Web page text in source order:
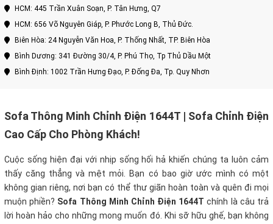
HCM: 445 Trần Xuân Soạn, P. Tân Hưng, Q7
HCM: 656 Võ Nguyên Giáp, P. Phước Long B, Thủ Đức.
Biên Hòa: 24 Nguyễn Văn Hoa, P. Thống Nhất, TP. Biên Hòa
Bình Dương: 341 Đường 30/4, P. Phú Thọ, Tp Thủ Dầu Một
Bình Định: 1002 Trần Hưng Đạo, P. Đống Đa, Tp. Quy Nhơn
Sofa Thông Minh Chỉnh Điện 1644T | Sofa Chỉnh Điện
Cao Cấp Cho Phòng Khách!
Cuộc sống hiện đại với nhịp sống hối hả khiến chúng ta luôn cảm
thấy căng thẳng và mệt mỏi. Bạn có bao giờ ước mình có một
không gian riêng, nơi bạn có thể thư giãn hoàn toàn và quên đi mọi
muộn phiền? Sofa Thông Minh Chỉnh Điện 1644T chính là câu trả
lời hoàn hảo cho những mong muốn đó. Khi sỡ hữu ghế, bạn không